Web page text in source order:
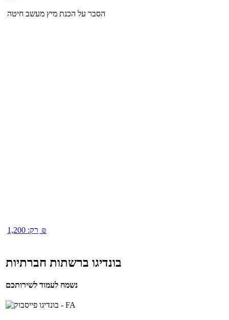
הסבר על הכנת מיץ מעשב חיטה
רק: 1,200 ₪
בונדיגו ברשתות חברתיות
נשמח לעמוד לשירותכם